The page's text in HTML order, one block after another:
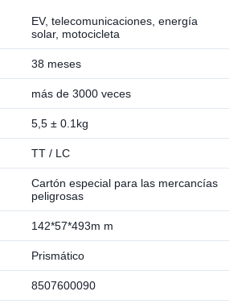
EV, telecomunicaciones, energía
solar, motocicleta
38 meses
más de 3000 veces
5,5 ± 0.1kg
TT / LC
Cartón especial para las mercancías
peligrosas
142*57*493m m
Prismático
8507600090